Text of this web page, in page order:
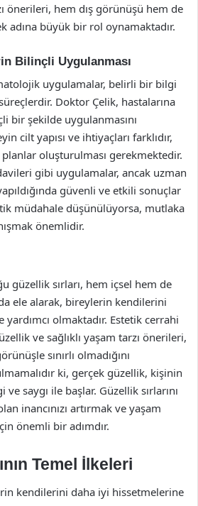
önerileri, hem dış görünüşü hem de
adına büyük bir rol oynamaktadır.
Bilinçli Uygulanması
uygulamalar, belirli bir bilgi
Doktor Çelik, hastalarına
bir şekilde uygulanmasını
cilt yapısı ve ihtiyaçları farklıdır,
oluşturulması gerekmektedir.
gibi uygulamalar, ancak uzman
güvenli ve etkili sonuçlar
müdahale düşünülüyorsa, mutlaka
önemlidir.
güzellik sırları, hem içsel hem de
ele alarak, bireylerin kendilerini
olmaktadır. Estetik cerrahi
ve sağlıklı yaşam tarzı önerileri,
sınırlı olmadığını
ki, gerçek güzellik, kişinin
saygı ile başlar. Güzellik sırlarını
inancınızı artırmak ve yaşam
önemli bir adımdır.
Temel İlkeleri
kendilerini daha iyi hissetmelerine